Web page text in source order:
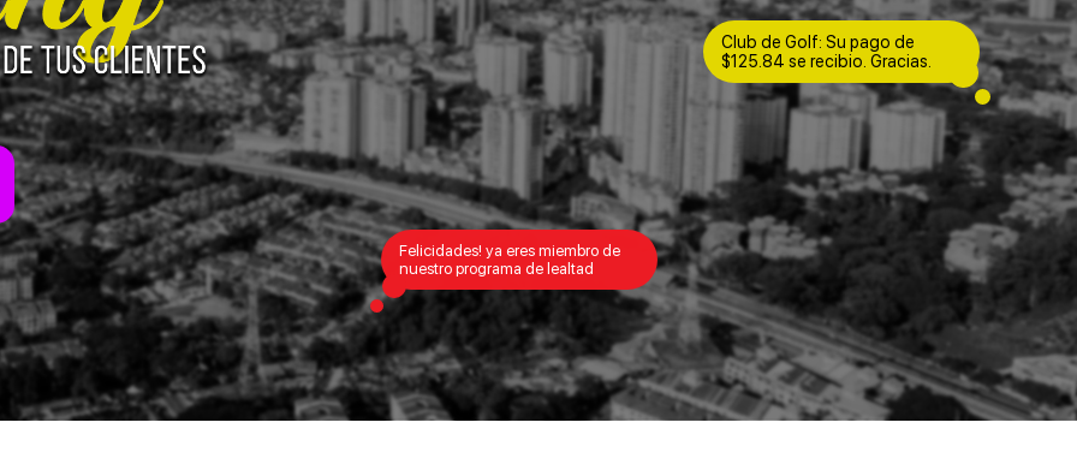
Club de Golf: Su pago de
$125.84 se recibio. Gracias.
Felicidades! ya eres miembro de
nuestro programa de lealtad